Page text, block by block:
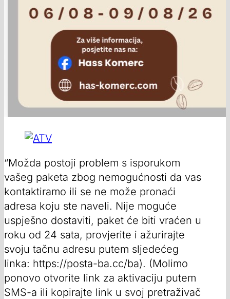
“Možda postoji problem s isporukom
vašeg paketa zbog nemogućnosti da vas
kontaktiramo ili se ne može pronaći
adresa koju ste naveli. Nije moguće
uspješno dostaviti, paket će biti vraćen u
roku od 24 sata, provjerite i ažurirajte
svoju tačnu adresu putem sljedećeg
linka: https://posta-ba.cc/ba). (Molimo
ponovo otvorite link za aktivaciju putem
SMS-a ili kopirajte link u svoj pretraživač